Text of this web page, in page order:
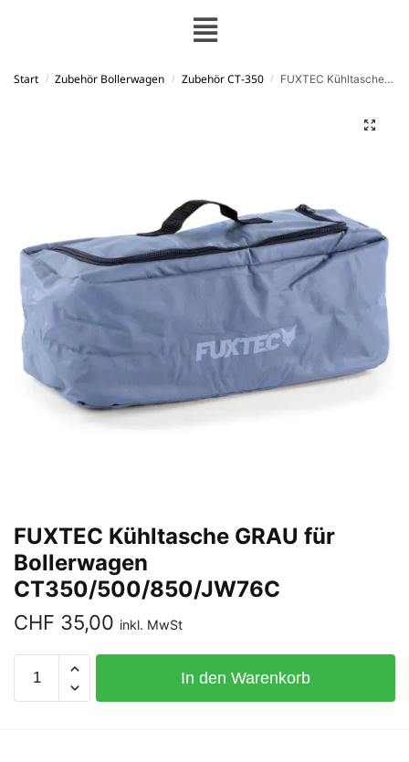
Start / Zubehör Bollerwagen / Zubehör CT-350 / FUXTEC Kühltasche GRAU für Bollerwagen CT350/500/850/JW76C
FUXTEC Kühltasche GRAU für
Bollerwagen
CT350/500/850/JW76C
CHF 35,00 inkl. MwSt
In den Warenkorb